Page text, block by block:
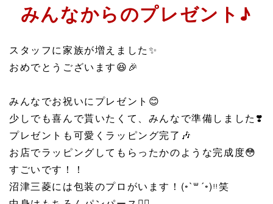
みんなからのプレゼント♪
スタッフに家族が増えました✨
おめでとうございます😆 🎉
みんなでお祝いにプレゼント 😊
少しでも喜んで貰いたくて、みんなで準備しました ❣️
プレゼントも可愛くラッピング完了 🎶
お店でラッピングしてもらったかのような完成度😳
すごいです！！
沼津三菱には包装のプロがいます！(◦`꒳´◦)ᵎᵎ笑